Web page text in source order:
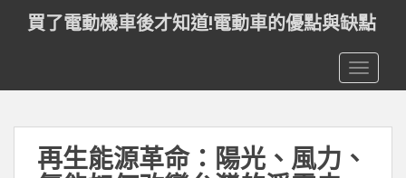
t
買了電動機車後才知道!電動車的優點與缺點
再生能源革命：陽光、風力、